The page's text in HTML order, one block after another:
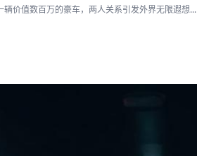
价值数百万的豪车，两人关系引发外界无限遐想...